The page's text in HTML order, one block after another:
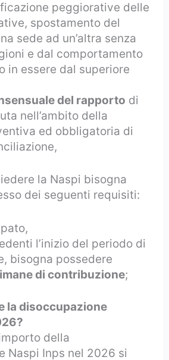
peggiorative delle
spostamento del
sede ad un’altra senza
e dal comportamento
in essere dal superiore
del rapporto di
nell’ambito della
ed obbligatoria di
la Naspi bisogna
dei seguenti requisiti:
l’inizio del periodo di
bisogna possedere
di contribuzione;
la disoccupazione
della
Naspi Inps nel 2026 si